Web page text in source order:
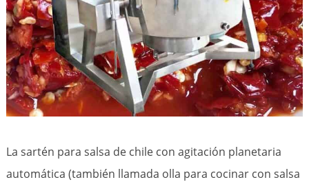
La sartén para salsa de chile con agitación planetaria
automática (también llamada olla para cocinar con salsa